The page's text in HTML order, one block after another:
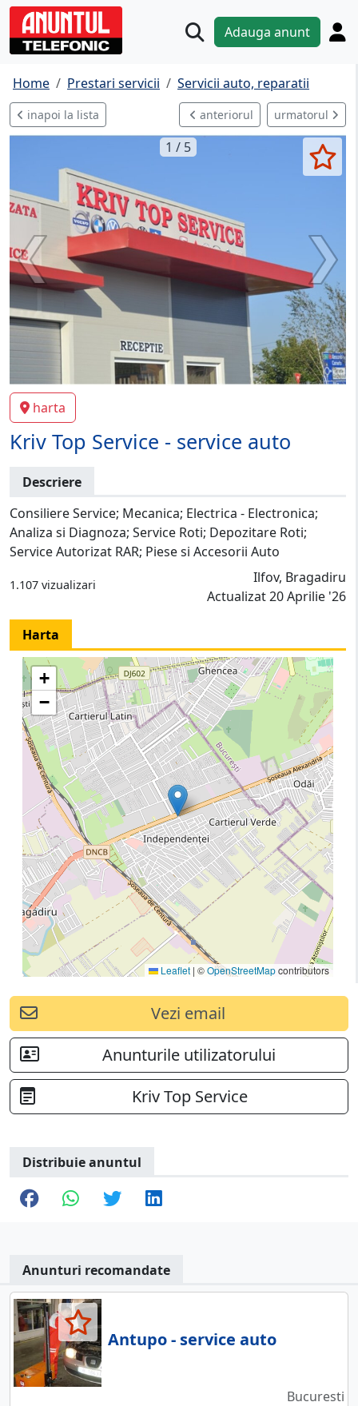
Adauga anunt
Home Prestari servicii Servicii auto, reparatii
inapoi la lista anteriorul urmatorul
1 / 5
harta
Kriv Top Service - service auto
Descriere
Consiliere Service; Mecanica; Electrica - Electronica;
Analiza si Diagnoza; Service Roti; Depozitare Roti;
Service Autorizat RAR; Piese si Accesorii Auto
1.107 vizualizari
Ilfov, Bragadiru
Actualizat 20 Aprilie '26
Harta
+
−
Leaflet | ©OpenStreetMapcontributors
Vezi email
Anunturile utilizatorului
Kriv Top Service
Distribuie anuntul
Anunturi recomandate
Antupo - service auto
Bucuresti